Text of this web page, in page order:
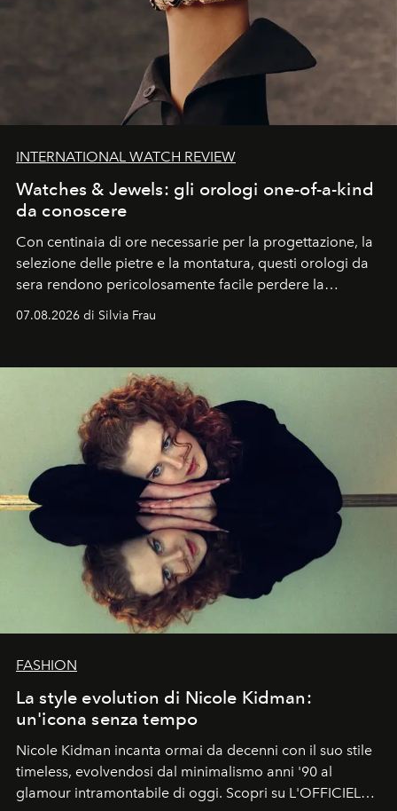
INTERNATIONAL WATCH REVIEW
Watches & Jewels: gli orologi one-of-a-kind
da conoscere
Con centinaia di ore necessarie per la progettazione, la
selezione delle pietre e la montatura, questi orologi da
sera rendono pericolosamente facile perdere la
07.08.2026 di Silvia Frau
FASHION
La style evolution di Nicole Kidman:
un'icona senza tempo
Nicole Kidman incanta ormai da decenni con il suo stile
timeless, evolvendosi dal minimalismo anni '90 al
glamour intramontabile di oggi. Scopri su L'OFFICIEL